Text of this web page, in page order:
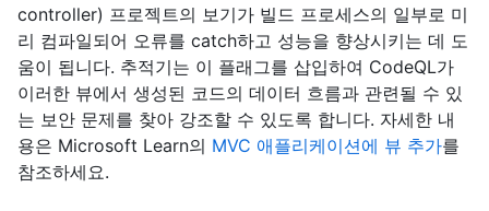
controller) 프로젝트의 보기가 빌드 프로세스의 일부로 미
리 컴파일되어 오류를 catch하고 성능을 향상시키는 데 도
움이 됩니다. 추적기는 이 플래그를 삽입하여 CodeQL가
이러한 뷰에서 생성된 코드의 데이터 흐름과 관련될 수 있
는 보안 문제를 찾아 강조할 수 있도록 합니다. 자세한 내
용은 Microsoft Learn의 MVC 애플리케이션에 뷰 추가를
참조하세요.